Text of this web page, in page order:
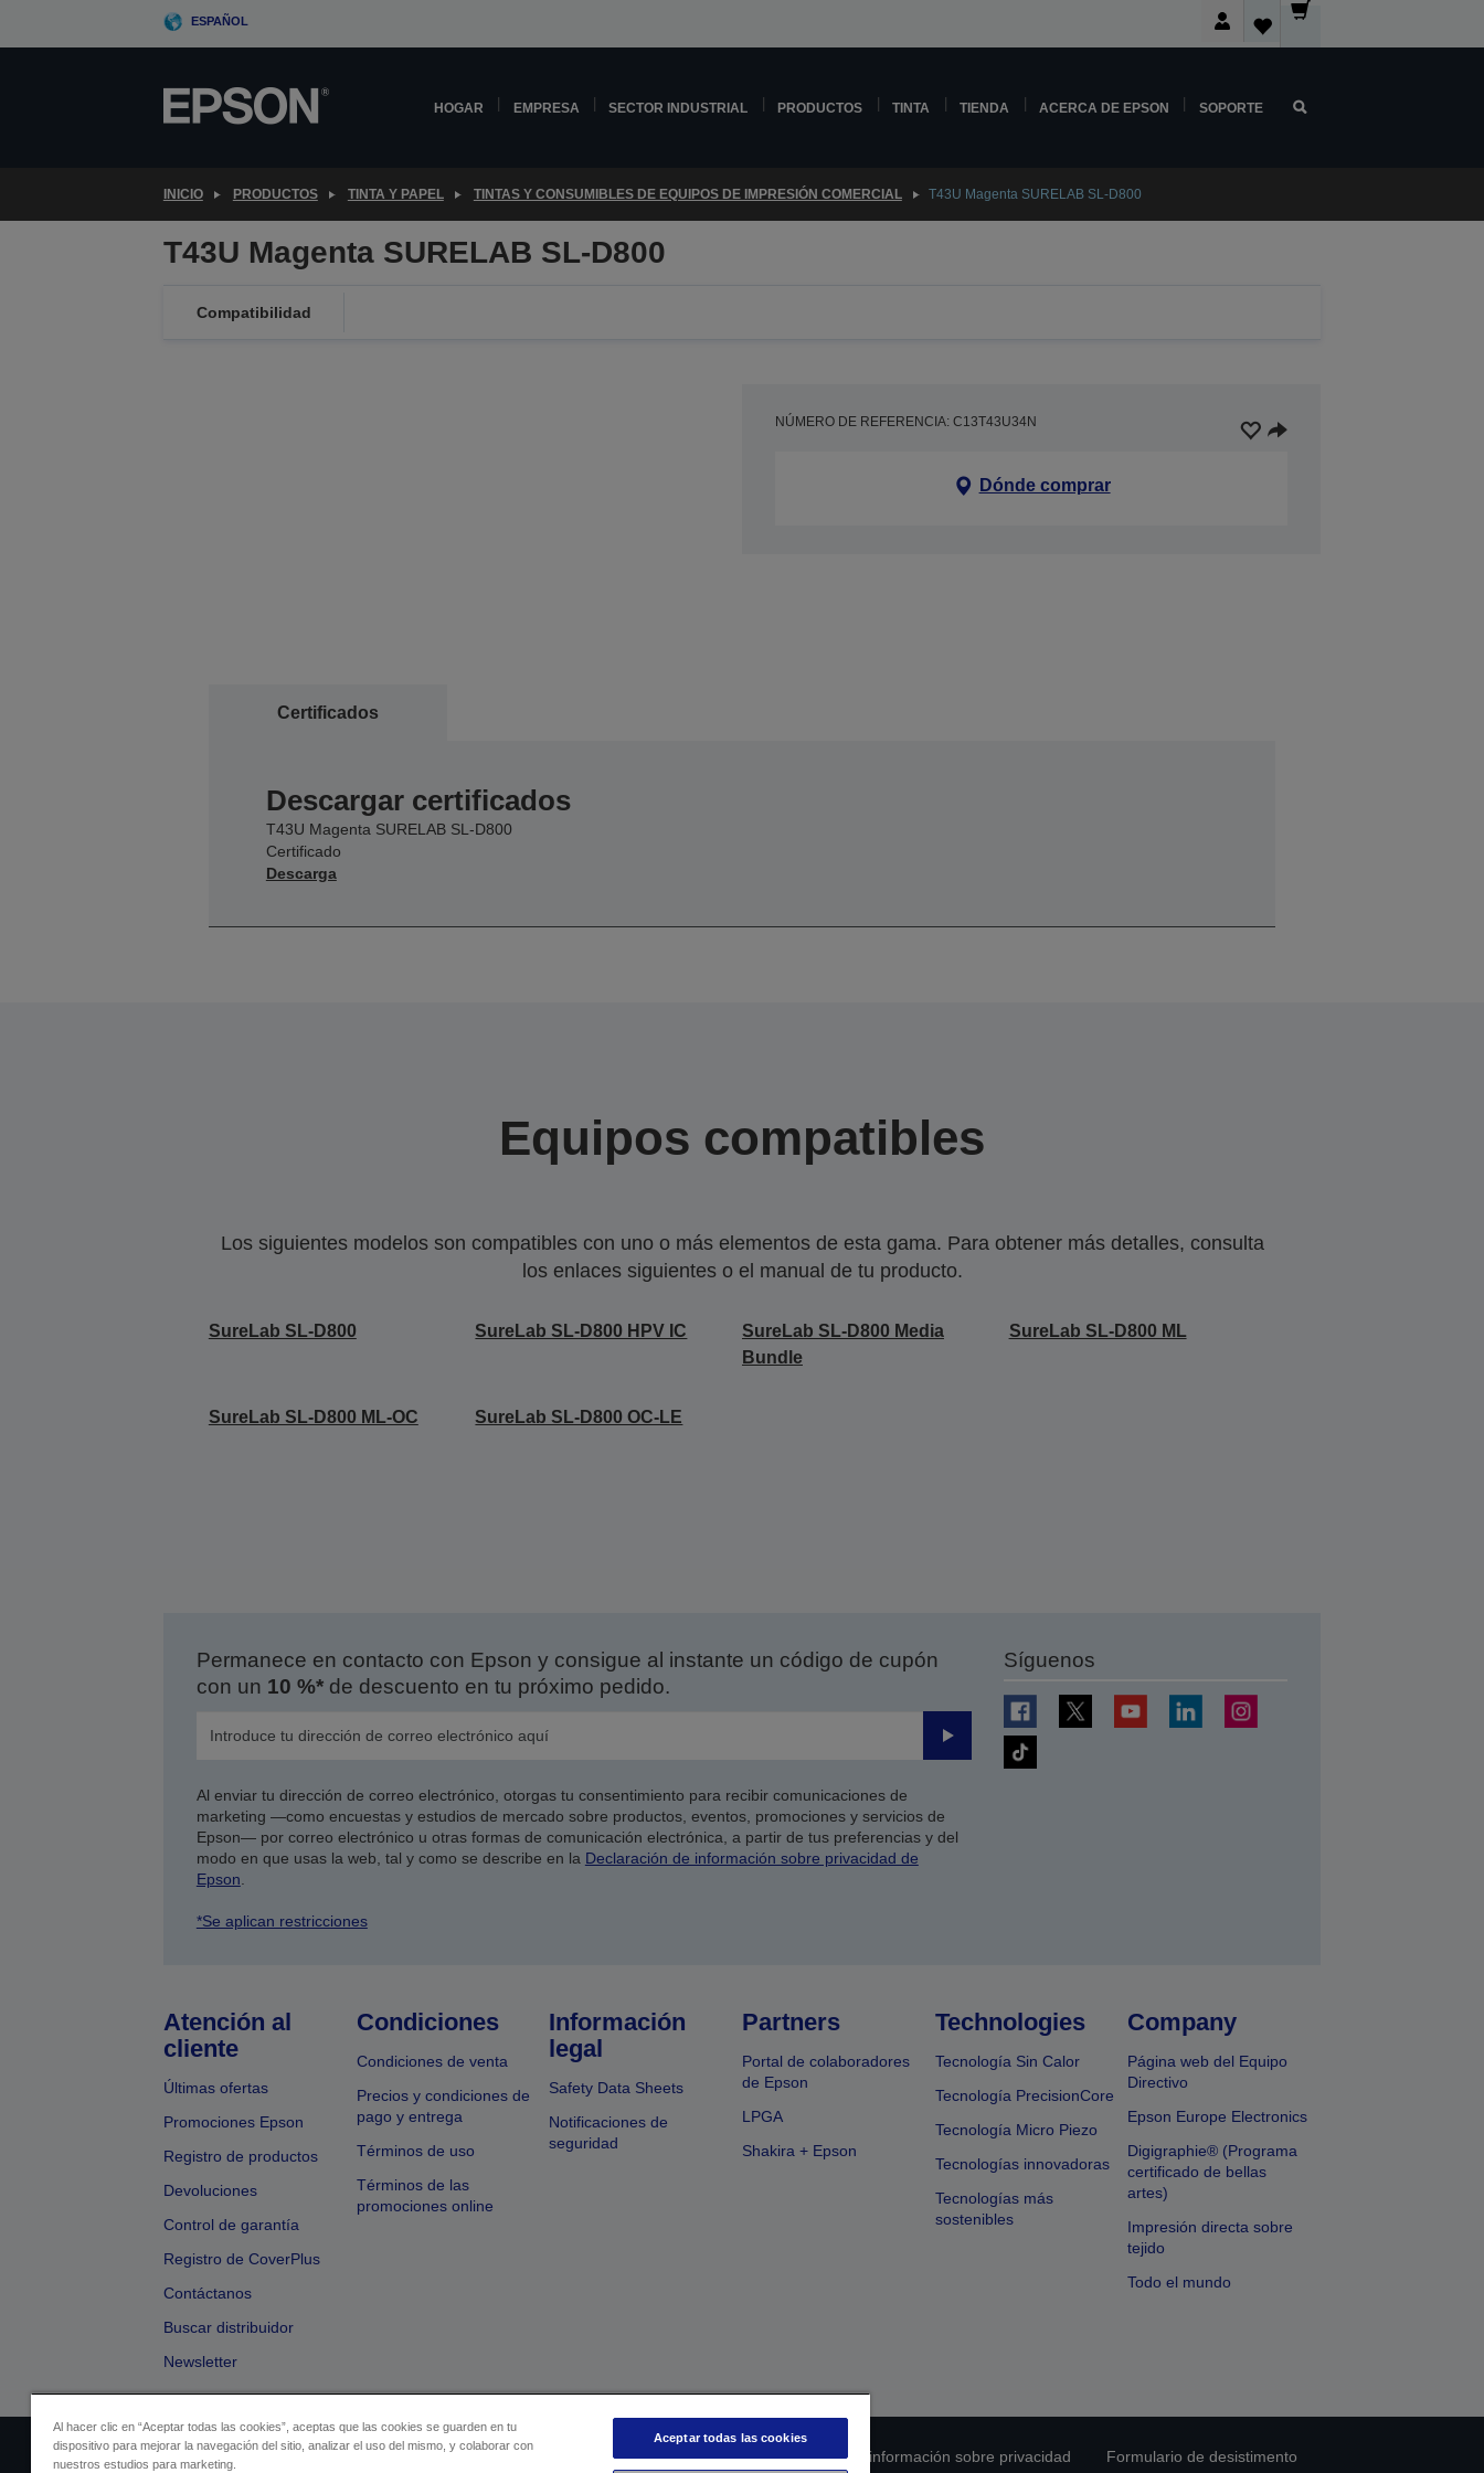
ESPAÑOL
HOGAR EMPRESA SECTOR INDUSTRIAL PRODUCTOS TINTA TIENDA ACERCA DE EPSON SOPORTE
INICIO PRODUCTOS TINTA Y PAPEL TINTAS Y CONSUMIBLES DE EQUIPOS DE IMPRESIÓN COMERCIAL T43U Magenta SURELAB SL-D800
T43U Magenta SURELAB SL-D800
Compatibilidad
NÚMERO DE REFERENCIA: C13T43U34N
Dónde comprar
Certificados
Descargar certificados
T43U Magenta SURELAB SL-D800
Certificado
Descarga
Equipos compatibles
Los siguientes modelos son compatibles con uno o más elementos de esta gama. Para obtener más detalles, consulta
los enlaces siguientes o el manual de tu producto.
SureLab SL-D800 SureLab SL-D800 HPV IC
SureLab SL-D800 Media
Bundle
SureLab SL-D800 ML
SureLab SL-D800 ML-OC SureLab SL-D800 OC-LE
Permanece en contacto con Epson y consigue al instante un código de cupón
con un 10 %*de descuento en tu próximo pedido.
Enviar
Al enviar tu dirección de correo electrónico, otorgas tu consentimiento para recibir comunicaciones de
marketing —como encuestas y estudios de mercado sobre productos, eventos, promociones y servicios de
Epson— por correo electrónico u otras formas de comunicación electrónica, a partir de tus preferencias y del
modo en que usas la web, tal y como se describe en la Declaración de información sobre privacidad de
Epson
*Se aplican restricciones
Síguenos
Atención al
cliente
Últimas ofertas
Promociones Epson
Registro de productos
Devoluciones
Control de garantía
Registro de CoverPlus
Contáctanos
Buscar distribuidor
Newsletter
Condiciones
Condiciones de venta
Precios y condiciones de
pago y entrega
Términos de uso
Términos de las
promociones online
Información
legal
Safety Data Sheets
Notificaciones de
seguridad
Partners
Portal de colaboradores
de Epson
LPGA
Shakira + Epson
Technologies
Tecnología Sin Calor
Tecnología PrecisionCore
Tecnología Micro Piezo
Tecnologías innovadoras
Tecnologías más
sostenibles
Company
Página web del Equipo
Directivo
Epson Europe Electronics
Digigraphie® (Programa
certificado de bellas
artes)
Impresión directa sobre
tejido
Todo el mundo
Identificación del vendedor Identificación de cumplimiento de los productos Declaración de información sobre privacidad Formulario de desistimento
Al hacer clic en “Aceptar todas las cookies”, aceptas que las cookies se guarden en tu
dispositivo para mejorar la navegación del sitio, analizar el uso del mismo, y colaborar con
nuestros estudios para marketing.
Aceptar todas las cookies